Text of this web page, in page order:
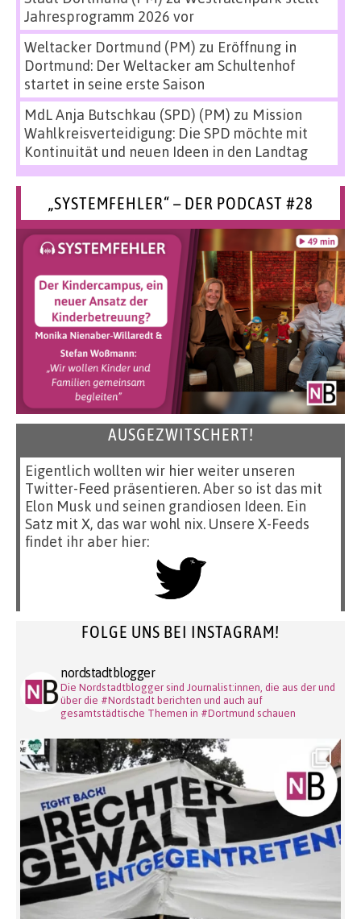
Jahresprogramm 2026 vor
Weltacker Dortmund (PM) zu Eröffnung in
Dortmund: Der Weltacker am Schultenhof
startet in seine erste Saison
MdL Anja Butschkau (SPD) (PM) zu Mission
Wahlkreisverteidigung: Die SPD möchte mit
Kontinuität und neuen Ideen in den Landtag
„SYSTEMFEHLER“ – DER PODCAST #28
AUSGEZWITSCHERT!
Eigentlich wollten wir hier weiter unseren
Twitter-Feed präsentieren. Aber so ist das mit
Elon Musk und seinen grandiosen Ideen. Ein
Satz mit X, das war wohl nix. Unsere X-Feeds
findet ihr aber hier:
FOLGE UNS BEI INSTAGRAM!
nordstadtblogger
Die Nordstadtblogger sind Journalist:innen, die aus der und
über die #Nordstadt berichten und auch auf
gesamtstädtische Themen in #Dortmund schauen